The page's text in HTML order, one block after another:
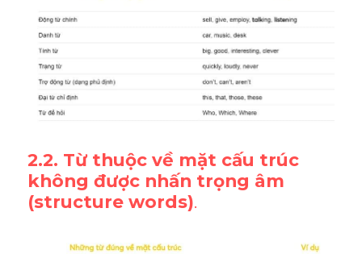
2.2. Từ thuộc về mặt cấu trúc
(structure words).